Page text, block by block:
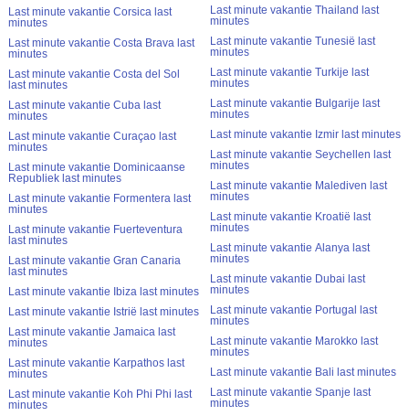
Last minute vakantie Corsica last
minutes
Last minute vakantie Costa Brava last
minutes
Last minute vakantie Costa del Sol
last minutes
Last minute vakantie Cuba last
minutes
Last minute vakantie Curaçao last
minutes
Last minute vakantie Dominicaanse
Republiek last minutes
Last minute vakantie Formentera last
minutes
Last minute vakantie Fuerteventura
last minutes
Last minute vakantie Gran Canaria
last minutes
Last minute vakantie Ibiza last minutes
Last minute vakantie Istrië last minutes
Last minute vakantie Jamaica last
minutes
Last minute vakantie Karpathos last
minutes
Last minute vakantie Koh Phi Phi last
minutes
Last minute vakantie Thailand last
minutes
Last minute vakantie Tunesië last
minutes
Last minute vakantie Turkije last
minutes
Last minute vakantie Bulgarije last
minutes
Last minute vakantie Izmir last minutes
Last minute vakantie Seychellen last
minutes
Last minute vakantie Malediven last
minutes
Last minute vakantie Kroatië last
minutes
Last minute vakantie Alanya last
minutes
Last minute vakantie Dubai last
minutes
Last minute vakantie Portugal last
minutes
Last minute vakantie Marokko last
minutes
Last minute vakantie Bali last minutes
Last minute vakantie Spanje last
minutes